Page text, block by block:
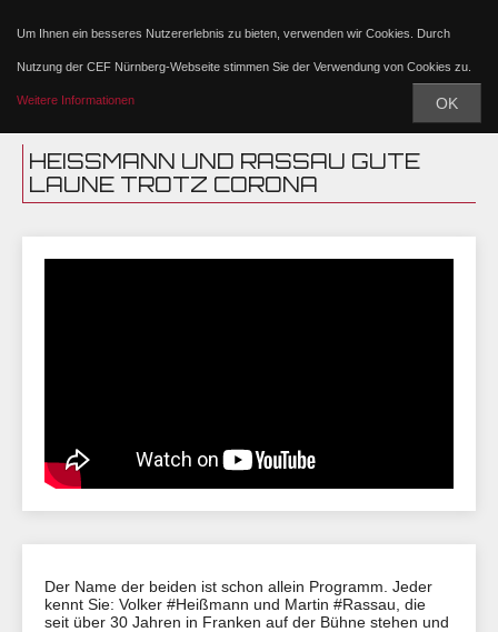
Um Ihnen ein besseres Nutzererlebnis zu bieten, verwenden wir Cookies. Durch
Nutzung der CEF Nürnberg-Webseite stimmen Sie der Verwendung von Cookies zu.
Weitere Informationen OK
HEISSMANN UND RASSAU GUTE L
AUNE TROTZ CORONA
Der Name der beiden ist schon allein Programm. Jeder
kennt Sie: Volker #Heißmann und Martin #Rassau, die
seit über 30 Jahren in Franken auf der Bühne stehen und